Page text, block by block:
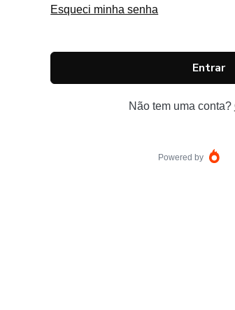
Esqueci minha senha
Entrar
Não tem uma conta?
Powered by